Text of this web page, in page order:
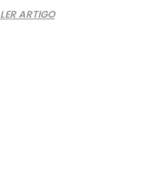
LER ARTIGO